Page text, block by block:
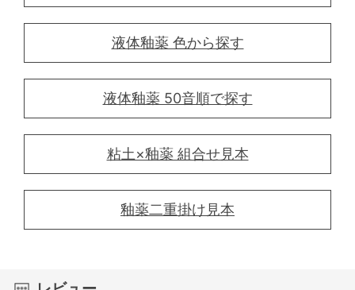
液体釉薬 色から探す
液体釉薬 50音順で探す
粘土×釉薬 組合せ見本
釉薬二重掛け見本